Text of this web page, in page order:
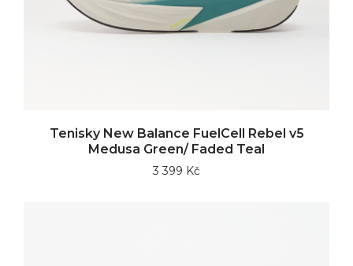
Tenisky New Balance FuelCell Rebel v5
Medusa Green/ Faded Teal
3 399 Kč